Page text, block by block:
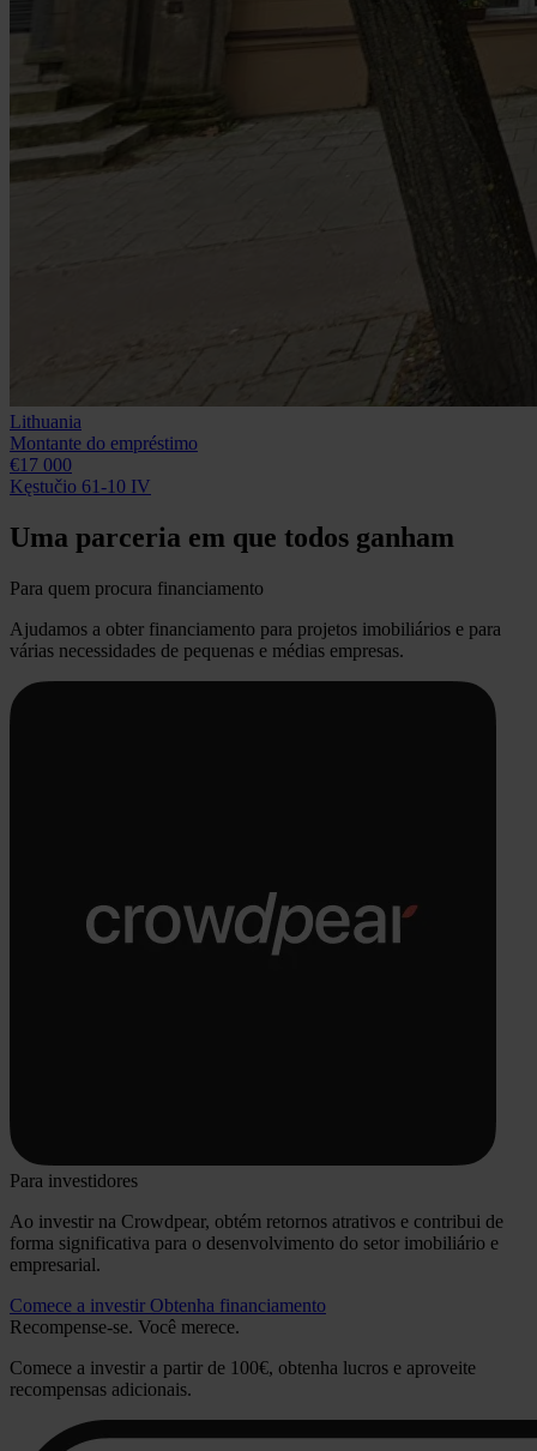
Lithuania
Montante do empréstimo
€17 000
Kęstučio 61-10 IV
Uma parceria em que todos ganham
Para quem procura financiamento
Ajudamos a obter financiamento para projetos imobiliários e para
várias necessidades de pequenas e médias empresas.
Para investidores
Ao investir na Crowdpear, obtém retornos atrativos e contribui de
forma significativa para o desenvolvimento do setor imobiliário e
empresarial.
Comece a investir Obtenha financiamento
Recompense-se. Você merece.
Comece a investir a partir de 100€, obtenha lucros e aproveite
recompensas adicionais.